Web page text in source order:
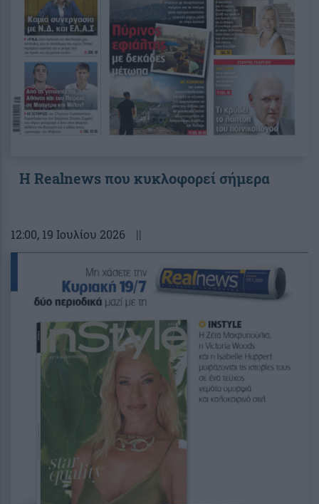
Η Realnews που κυκλοφορεί σήμερα
12:00, 19 Ιουλίου 2026 ||